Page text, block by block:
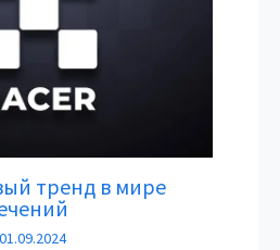
тренд в мире
01.09.2024